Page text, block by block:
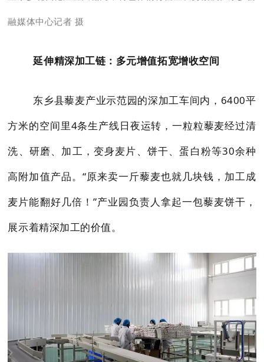
融媒体中心记者 摄
延伸精深加工链：多元增值拓宽增收空间
东乡县藜麦产业示范园的深加工车间内，6400平
方米的空间里4条生产线日夜运转，一粒粒藜麦经过清
洗、研磨、加工，变身麦片、饼干、蛋白粉等30余种
高附加值产品。“原来卖一斤藜麦也就几块钱，加工成
麦片能翻好几倍！”产业园负责人拿起一包藜麦饼干，
展示着精深加工的价值。